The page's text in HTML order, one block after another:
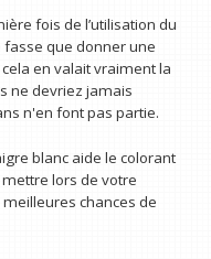
fois de l’utilisation du
fasse que donner une
en valait vraiment la
ne devriez jamais
n'en font pas partie.
blanc aide le colorant
lors de votre
chances de